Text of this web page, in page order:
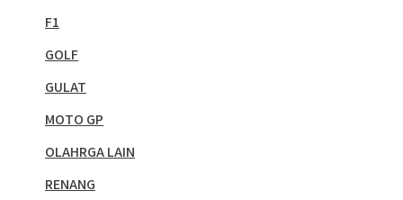
F1
GOLF
GULAT
MOTO GP
OLAHRGA LAIN
RENANG